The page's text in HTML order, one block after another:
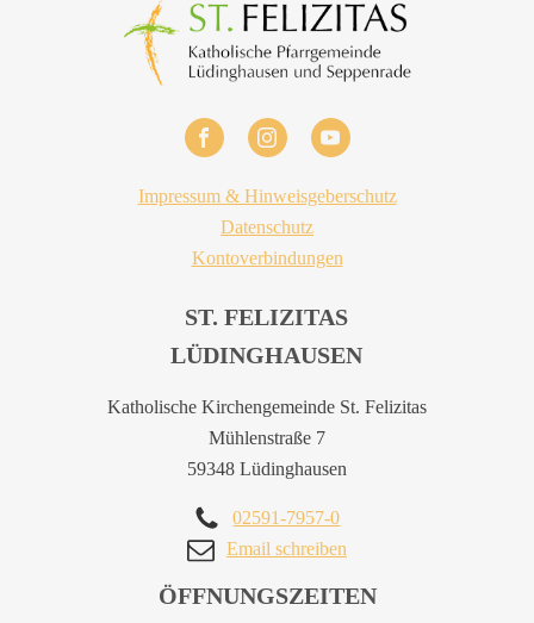
Impressum & Hinweisgeberschutz
Datenschutz
Kontoverbindungen
ST. FELIZITAS
LÜDINGHAUSEN
Katholische Kirchengemeinde St. Felizitas
Mühlenstraße 7
59348 Lüdinghausen
02591-7957-0
Email schreiben
ÖFFNUNGSZEITEN